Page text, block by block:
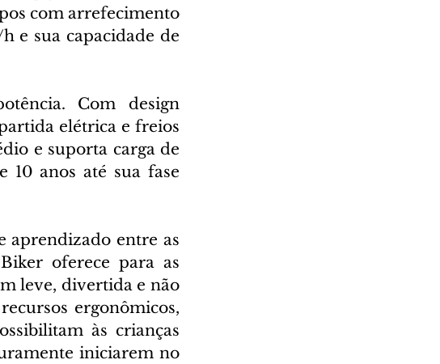
com arrefecimento
e sua capacidade de
Com design
elétrica e freios
e suporta carga de
10 anos até sua fase
aprendizado entre as
oferece para as
leve, divertida e não
ergonômicos,
às crianças
iniciarem no